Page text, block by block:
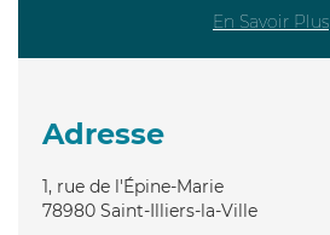
En Savoir Plus
Adresse
1, rue de l'Épine-Marie
78980 Saint-Illiers-la-Ville